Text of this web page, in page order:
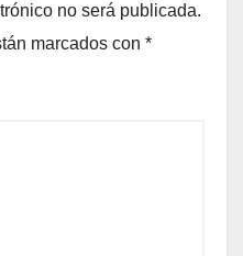
no será publicada.
marcados con *